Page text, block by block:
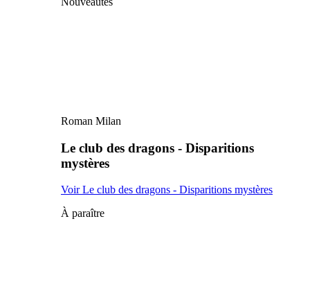
Roman Milan
Le club des dragons - Disparitions
mystères
Voir Le club des dragons - Disparitions mystères
À paraître